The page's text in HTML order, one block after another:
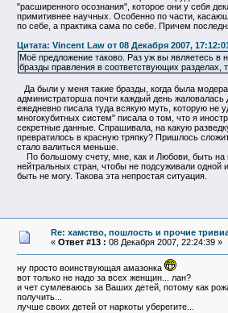
"расширенного осознания", которое они у себя
примитивнее научных. Особенно по части,
по себе, а практика сама по себе. Причем
Цитата: Vincent Law от 08 Декабря 2007,
Моё предложение таково. Раз уж вы являетесь в
бразды правления в соответствующих
Да были у меня такие бразды, когда была
администраторша почти каждый день жаловалась
ежедневно писала туда всякую муть, которую не
многокубитных систем" писала о том, что я
секретные данные. Спрашивала, на какую
превратилось в красную тряпку? Пришлось
стало валиться меньше.
По большому счету, мне, как и Любови, быть на
нейтральных стран, чтобы не подсуживали одной
быть не могу. Такова эта непростая ситуация.
Re: хамство, пошлость и прочие
« Ответ #13 : 08 Декабря 2007, 22:24:39 »
ну просто воинствующая амазонка
вот только не надо за всех женщин... лан?
и чет сумлеваюсь за Ваших детей, потому как
получить...
лучше своих детей от наркоты уберегите...